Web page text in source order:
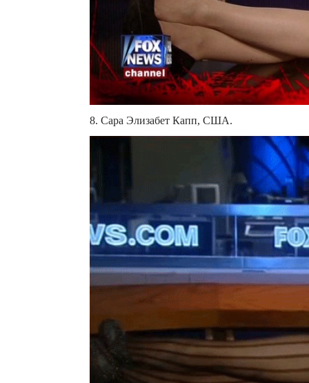
8. Сара Элизабет Капп, США.